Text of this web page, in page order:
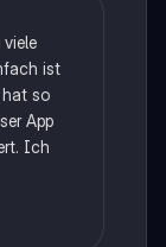
ist
hat so
App
Ich